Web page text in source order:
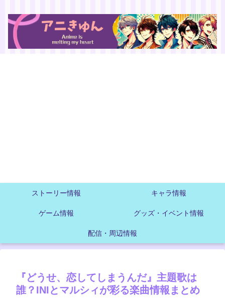
ストーリー情報 キャラ情報
ゲーム情報 グッズ・イベント情報
配信・周辺情報
『どうせ、恋してしまうんだ』主題歌は
誰？INIとマルシィが彩る楽曲情報まとめ